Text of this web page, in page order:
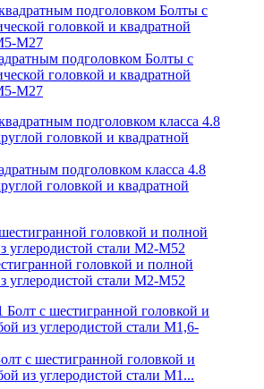
подголовком Болты с
головкой и квадратной
M27
подголовком класса 4.8
головкой и квадратной
головкой и полной
углеродистой стали M2-M52
с шестигранной головкой и
из углеродистой стали M1...